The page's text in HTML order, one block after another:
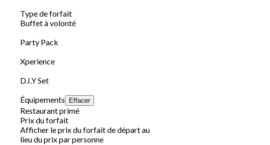
Type de forfait
Buffet à volonté
Party Pack
Xperience
D.I.Y Set
Équipements
Effacer
Restaurant primé
Prix du forfait
Afficher le prix du forfait de départ au
lieu du prix par personne